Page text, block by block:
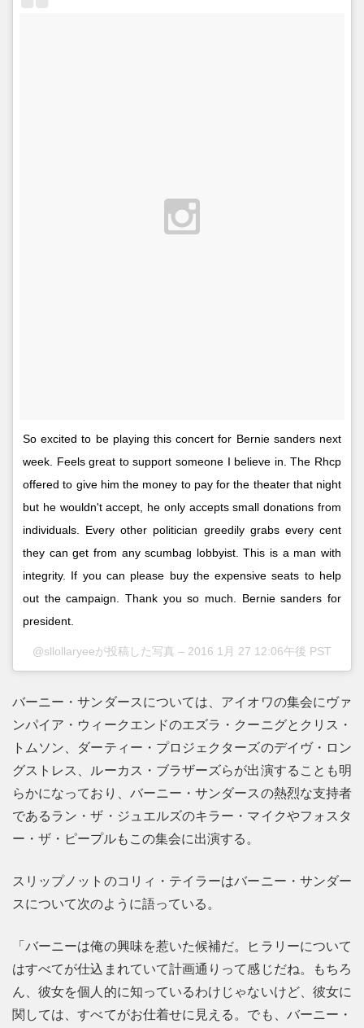
So excited to be playing this concert for Bernie sanders next
week. Feels great to support someone I believe in. The Rhcp
offered to give him the money to pay for the theater that night
but he wouldn't accept, he only accepts small donations from
individuals. Every other politician greedily grabs every cent
they can get from any scumbag lobbyist. This is a man with
integrity. If you can please buy the expensive seats to help
out the campaign. Thank you so much. Bernie sanders for
president.
@sllollaryeeが投稿した写真 – 2016 1月 27 12:06午後 PST
バーニー・サンダースについては、アイオワの集会にヴァ
ンパイア・ウィークエンドのエズラ・クーニグとクリス・
トムソン、ダーティー・プロジェクターズのデイヴ・ロン
グストレス、ルーカス・ブラザーズらが出演することも明
らかになっており、バーニー・サンダースの熱烈な支持者
であるラン・ザ・ジュエルズのキラー・マイクやフォスタ
ー・ザ・ピープルもこの集会に出演する。
スリップノットのコリィ・テイラーはバーニー・サンダー
スについて次のように語っている。
「バーニーは俺の興味を惹いた候補だ。ヒラリーについて
はすべてが仕込まれていて計画通りって感じだね。もちろ
ん、彼女を個人的に知っているわけじゃないけど、彼女に
関しては、すべてがお仕着せに見える。でも、バーニー・